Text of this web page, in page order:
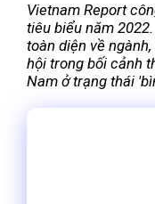
Vietnam Report
tiêu biểu năm
toàn diện về
hội trong bối cảnh
Nam ở trạng thái